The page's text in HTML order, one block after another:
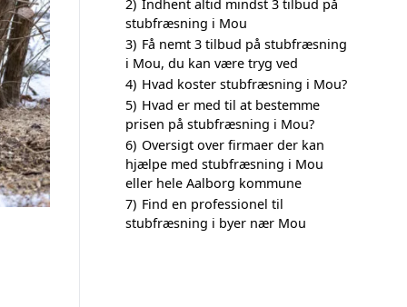
2) Indhent altid mindst 3 tilbud på
stubfræsning i Mou
3) Få nemt 3 tilbud på stubfræsning
i Mou, du kan være tryg ved
4) Hvad koster stubfræsning i Mou?
5) Hvad er med til at bestemme
prisen på stubfræsning i Mou?
6) Oversigt over firmaer der kan
hjælpe med stubfræsning i Mou
eller hele Aalborg kommune
7) Find en professionel til
stubfræsning i byer nær Mou